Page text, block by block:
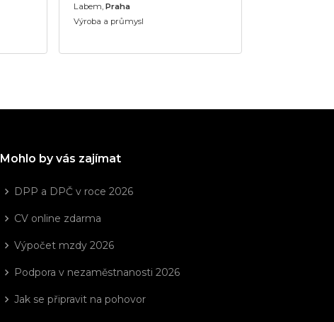
Labem, Praha
Výroba a průmysl
Mohlo by vás zajímat
DPP a DPČ v roce 2026
CV online zdarma
Výpočet mzdy 2026
Podpora v nezaměstnanosti 2026
Jak se připravit na pohovor